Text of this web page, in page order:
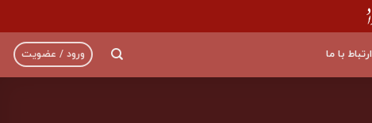
ارتباط با ما ورود / عضویت